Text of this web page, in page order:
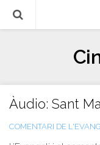
Llibres
Escrits-articles
Notícies
Àudio: Sant
COMENTARI DE